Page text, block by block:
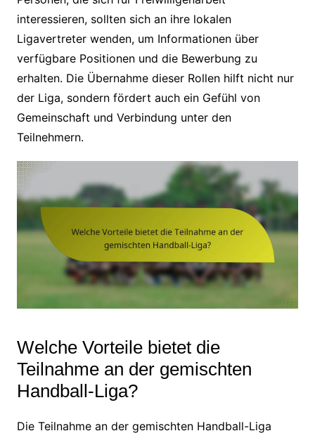
interessieren, sollten sich an ihre lokalen
Ligavertreter wenden, um Informationen über
verfügbare Positionen und die Bewerbung zu
erhalten. Die Übernahme dieser Rollen hilft nicht nur
der Liga, sondern fördert auch ein Gefühl von
Gemeinschaft und Verbindung unter den
Teilnehmern.
Welche Vorteile bietet die
Teilnahme an der gemischten
Handball-Liga?
Die Teilnahme an der gemischten Handball-Liga